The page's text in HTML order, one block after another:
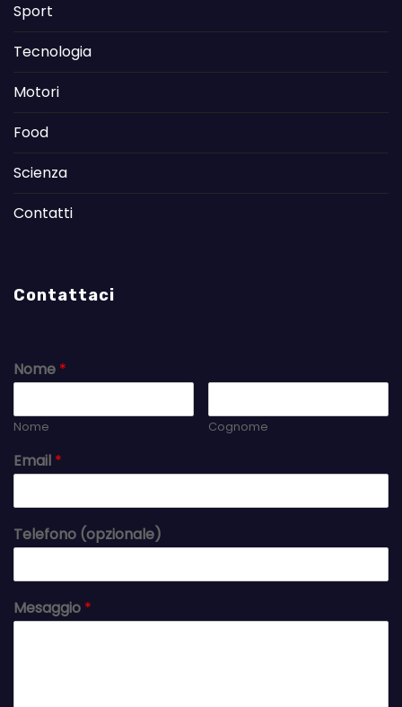
Sport
Tecnologia
Motori
Food
Scienza
Contatti
Contattaci
Nome *
Nome Cognome
Email *
Telefono (opzionale)
Mesaggio *